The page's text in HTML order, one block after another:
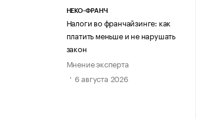
НЕКО-ФРАНЧ
Налоги во франчайзинге: как
платить меньше и не нарушать
закон
Мнение эксперта
6 августа 2026